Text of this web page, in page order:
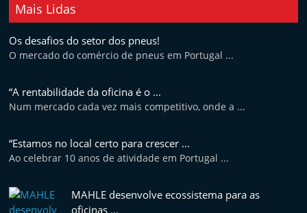
Mais Lidas
Os desafios do setor dos pneus!
O mercado do comércio de pneus em Portugal ...
“A rentabilidade da oficina é o ...
Num mercado cada vez mais competitivo, onde a ...
“Estamos no local certo para crescer ...
Ao celebrar 10 anos de atividade em Portugal ...
MAHLE desenvolve ecossistema para as
oficinas ...